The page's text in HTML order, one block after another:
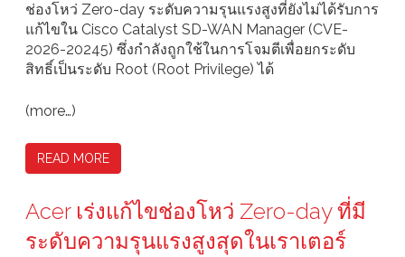
ช่องโหว่ Zero-day ระดับความรุนแรงสูงที่ยังไม่ได้รับการ
แก้ไขใน Cisco Catalyst SD-WAN Manager (CVE-
2026-20245) ซึ่งกำลังถูกใช้ในการโจมตีเพื่อยกระดับ
สิทธิ์เป็นระดับ Root (Root Privilege) ได้
(more…)
READ MORE
Acer เร่งแก้ไขช่องโหว่ Zero-day ที่มี
ระดับความรุนแรงสูงสุดในเราเตอร์